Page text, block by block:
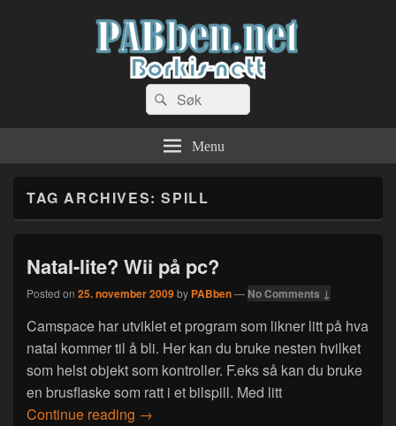
Search
for:
Search
Menu
TAG ARCHIVES:SPILL
Natal-lite? Wii på pc?
Posted on 25. november 2009by PABben— No Comments ↓
Camspace har utviklet et program som likner litt på hva
natal kommer til å bli. Her kan du bruke nesten hvilket
som helst objekt som kontroller. F.eks så kan du bruke
en brusflaske som ratt i et bilspill. Med litt
Continue reading Natal-lite? Wii på pc?
→